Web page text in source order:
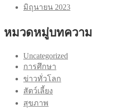
มิถุนายน 2023
หมวดหมู่บทความ
Uncategorized
การศึกษา
ข่าวทั่วโลก
สัตว์เลี้ยง
สุขภาพ